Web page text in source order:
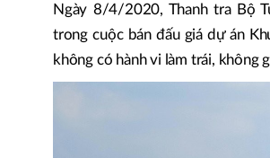
Ngày 8/4/2020, Thanh tra Bộ
trong cuộc bán đấu giá dự án
không có hành vi làm trái, không